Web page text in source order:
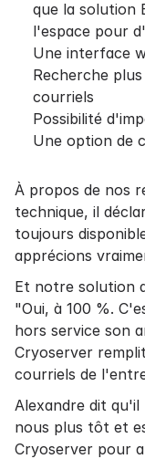
que la solution
l'espace pour
Une interface
Recherche
courriels
Possibilité
Une option de
À propos de nos
technique, il
toujours
apprécions
Et notre solution
"Oui, à 100 %.
hors service son
Cryoserver
courriels de
Alexandre dit
nous plus tôt et
Cryoserver pour